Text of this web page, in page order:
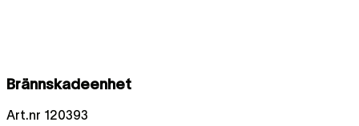
Brännskadeenhet
Art.nr 120393